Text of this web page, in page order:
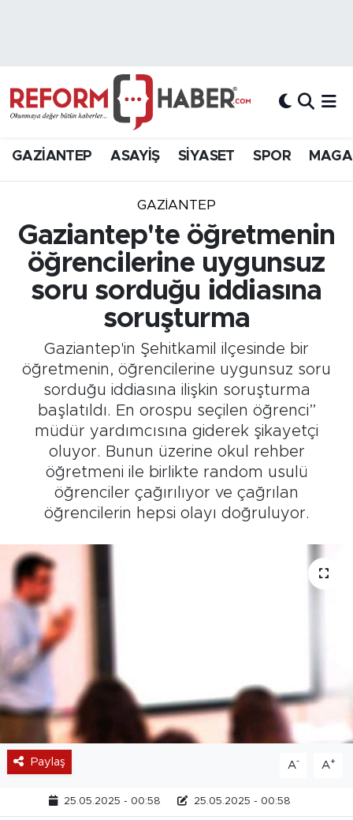
GAZİANTEP ASAYİŞ SİYASET SPOR
GAZIANTEP
Gaziantep'te öğretmenin
öğrencilerine uygunsuz
soru sorduğu iddiasına
soruşturma
Gaziantep'in Şehitkamil ilçesinde bir
öğretmenin, öğrencilerine uygunsuz soru
sorduğu iddiasına ilişkin soruşturma
başlatıldı. En orospu seçilen öğrenci”
müdür yardımcısına giderek şikayetçi
oluyor. Bunun üzerine okul rehber
öğretmeni ile birlikte random usulü
öğrenciler çağırılıyor ve çağrılan
öğrencilerin hepsi olayı doğruluyor.
Paylaş A- A+
25.05.2025 - 00:58 25.05.2025 - 00:58
Hava Durumu
Süper Lig Puan Durumu ve Fikstür
Tüm Manşetler
Son Dakika Haberleri
Haber Arşivi